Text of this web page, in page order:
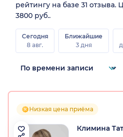
рейтингу на базе 31 отзыва.
3800 руб..
Сегодня
8 авг.
Ближайшие
3 дня
Низкая цена приёма
Климина